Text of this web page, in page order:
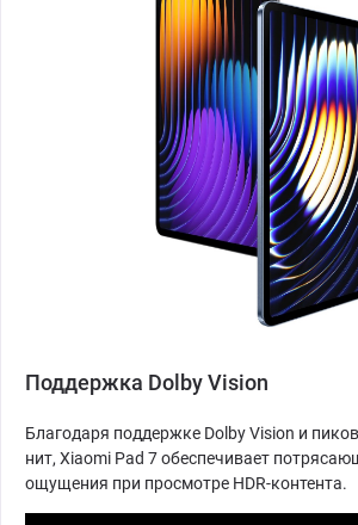
Поддержка Dolby Vision
Благодаря поддержке Dolby Vision и
нит, Xiaomi Pad 7 обеспечивает
ощущения при просмотре HDR-контента.